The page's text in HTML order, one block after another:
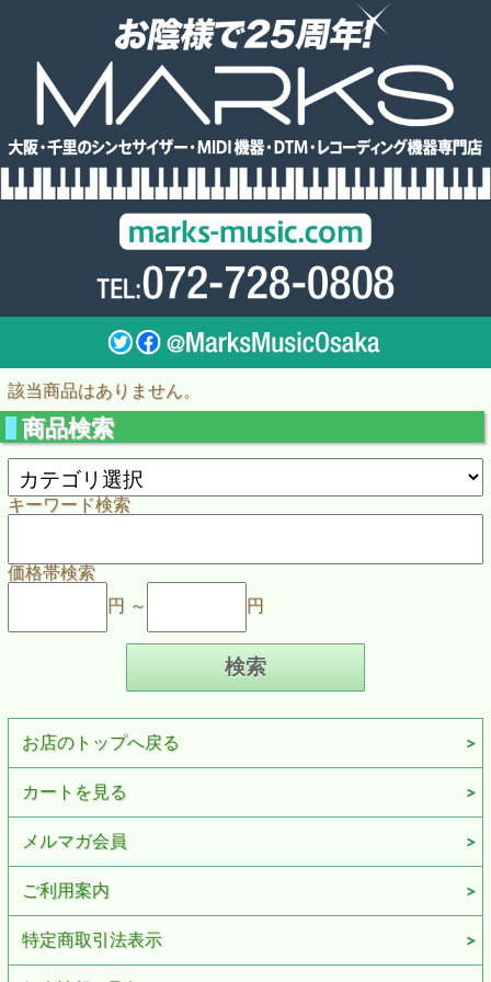
該当商品はありません。
商品検索
キーワード検索
価格帯検索
円 ～
円
お店のトップへ戻る
カートを見る
メルマガ会員
ご利用案内
特定商取引法表示